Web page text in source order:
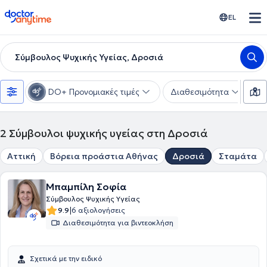
doctoranytime EL
Σύμβουλος Ψυχικής Υγείας, Δροσιά
DO+ Προνομιακές τιμές Διαθεσιμότητα
2 Σύμβουλοι ψυχικής υγείας στη Δροσιά
Αττική Βόρεια προάστια Αθήνας Δροσιά Σταμάτα
Μπαμπίλη Σοφία
Σύμβουλος Ψυχικής Υγείας
9.9|6 αξιολογήσεις
Διαθεσιμότητα για βιντεοκλήση
Σχετικά με την ειδικό